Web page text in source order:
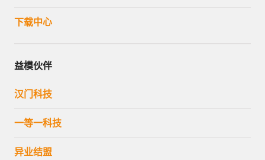
下载中心
益模伙伴
汉门科技
一等一科技
异业结盟